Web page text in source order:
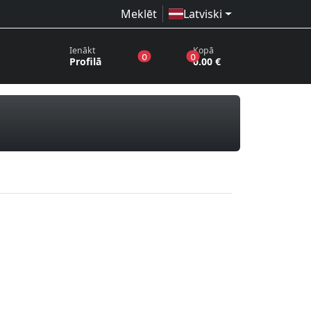
Meklēt Latviski
Ienākt
Profilā 0produkti vēlmju sarakstā
0produkti grozā
Kopā
0.00 €